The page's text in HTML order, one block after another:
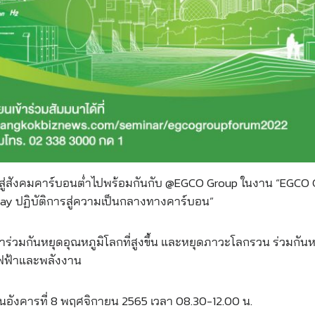
งคมคาร์บอนต่ำไปพร้อมกันกับ @EGCO Group ในงาน “EGCO
ปฏิบัติการสู่ความเป็นกลางทางคาร์บอน”
ร่วมกันหยุดอุณหภูมิโลกที่สูงขึ้น และหยุดภาวะโลกรวน ร่วมกัน
าและพลังงาน
อังคารที่ 8 พฤศจิกายน 2565 เวลา 08.30-12.00 น.